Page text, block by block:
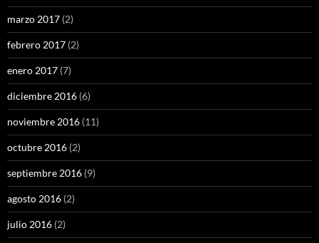
marzo 2017 (2)
febrero 2017 (2)
enero 2017 (7)
diciembre 2016 (6)
noviembre 2016 (11)
octubre 2016 (2)
septiembre 2016 (9)
agosto 2016 (2)
julio 2016 (2)